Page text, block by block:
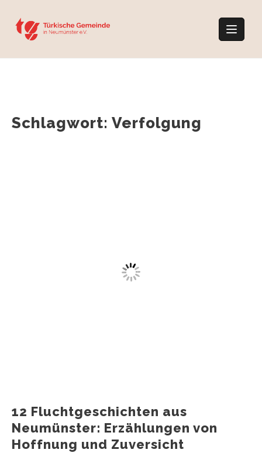
content
Schlagwort: Verfolgung
12 Fluchtgeschichten aus
Neumünster: Erzählungen von
Hoffnung und Zuversicht